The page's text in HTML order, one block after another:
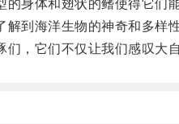
体和翅状的鳍使得它们能
到海洋生物的神奇和多样性
它们不仅让我们感叹大